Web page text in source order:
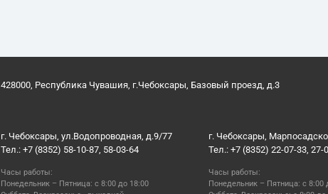
428000, Республика Чувашия, г.Чебоксары, Базовый проезд, д.3
г. Чебоксары, ул.Водопроводная, д.9/77
Тел.: +7 (8352) 58-10-87, 58-03-64
Часы работы:
Понедельник – Пятница: с 8:00 до 18:00
г. Чебоксары,
Тел.: +7 (8352) 22-07-33, 27-
Часы работы:
Понедельник – Пятница: с 8:00